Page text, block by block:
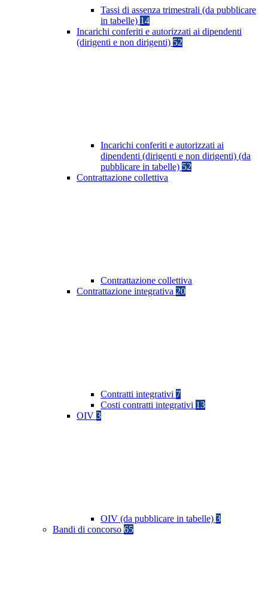
Tassi di assenza trimestrali (da pubblicare
in tabelle) 14
Incarichi conferiti e autorizzati ai dipendenti
(dirigenti e non dirigenti) 52
Incarichi conferiti e autorizzati ai
dipendenti (dirigenti e non dirigenti) (da
pubblicare in tabelle) 52
Contrattazione collettiva
Contrattazione collettiva
Contrattazione integrativa 20
Contratti integrativi 7
Costi contratti integrativi 13
OIV 3
OIV (da pubblicare in tabelle) 3
Bandi di concorso 65